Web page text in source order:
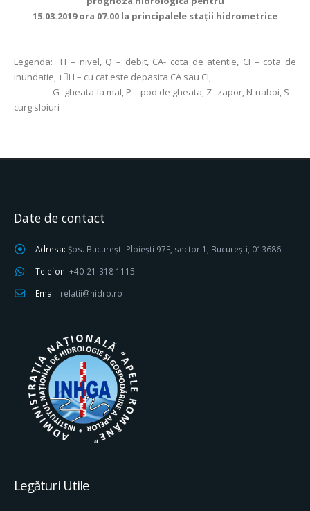
15.03.2019 ora 07.00 la principalele staţii hidrometrice
Legenda:
H – nivel, Q – debit, CA- cota de atentie, CI – cota de
inundatie, +H – cu cat este depasita CA sau CI,
G- gheata la mal, P – pod de gheata, Z -zapor, N-naboi, S –
curg sloiuri
Date de contact
Adresa: Șos. București-Ploiești 97E, sector 1, București, 013686
Telefon: +40-21-318 1115
Email: relatii@hidro.ro
Legături Utile